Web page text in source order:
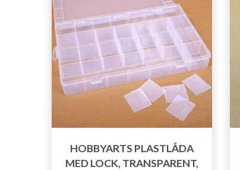
HOBBYARTS PLASTLÅDA
MED LOCK, TRANSPARENT,